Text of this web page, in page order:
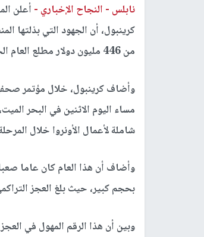
نابلس - النجاح الإخباري - أعلن
كرينبول، أن الجهود التي بذلتها
من 446 مليون دولار مطلع العام الحالي إلى 21 مليون دولار مع نهاية العام.
وأضاف كرينبول، خلال مؤتمر
مساء اليوم الاثنين في البحر
شاملة لأعمال الأونروا خلال
وأضاف أن هذا العام كان عاما
بحجم كبير، حيث بلغ العجز التراكمي للوكالة
وبين أن هذا الرقم المهول في